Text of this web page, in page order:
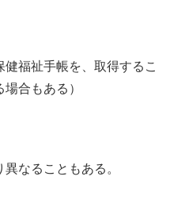
福祉手帳を、取得するこ
合もある）
なることもある。